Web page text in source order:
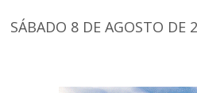
SÁBADO 8 DE AGOSTO DE